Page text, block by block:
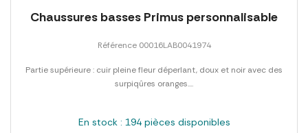
Chaussures basses Primus personnalisable
Référence 00016LAB0041974
Partie supérieure : cuir pleine fleur déperlant, doux et noir avec des
surpiqûres oranges....
En stock : 194 pièces disponibles